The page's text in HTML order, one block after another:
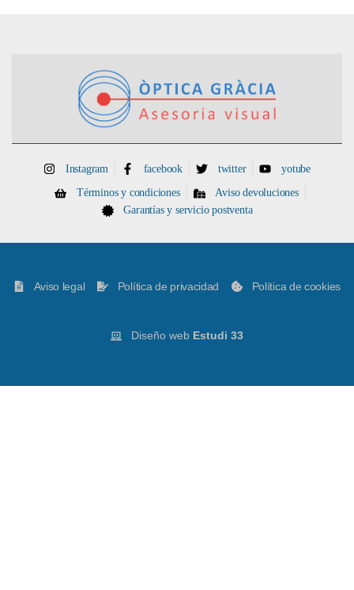
Instagram facebook twitter
yotube
Términos y condiciones
Aviso devoluciones
Garantías y servicio postventa
Aviso legal Política de privacidad Política de cookies
Diseño web Estudi 33